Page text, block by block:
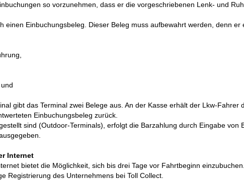
so vorzunehmen, dass er die vorgeschriebenen Lenk- und
einen Einbuchungsbeleg. Dieser Beleg muss aufbewahrt werden, denn er
gibt das Terminal zwei Belege aus. An der Kasse erhält der Lkw-Fahrer
Einbuchungsbeleg zurück.
sind (Outdoor-Terminals), erfolgt die Barzahlung durch Eingabe von
Internet
bietet die Möglichkeit, sich bis drei Tage vor Fahrtbeginn
Registrierung des Unternehmens bei Toll Collect.